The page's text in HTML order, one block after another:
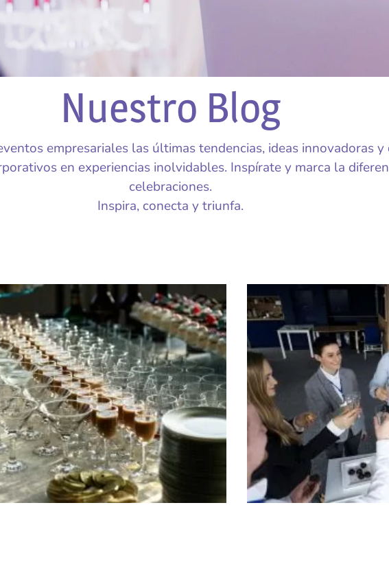
Nuestro Blog
empresariales las últimas tendencias, ideas innovadoras
en experiencias inolvidables. Inspírate y marca la
celebraciones.
Inspira, conecta y triunfa.